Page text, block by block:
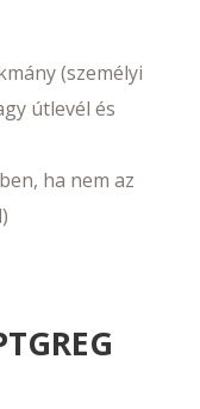
(személyi
útlevél és
ha nem az